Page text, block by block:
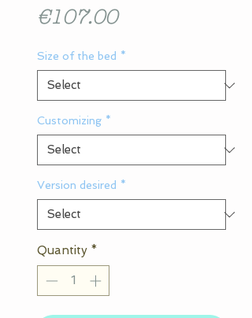
€107.00Price
Size of the bed *
Customizing *
Version desired *
Quantity *